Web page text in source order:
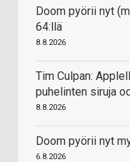
Doom pyörii nyt
64:llä
8.8.2026
Tim Culpan:
puhelinten siruja
8.8.2026
Doom pyörii nyt
6.8.2026